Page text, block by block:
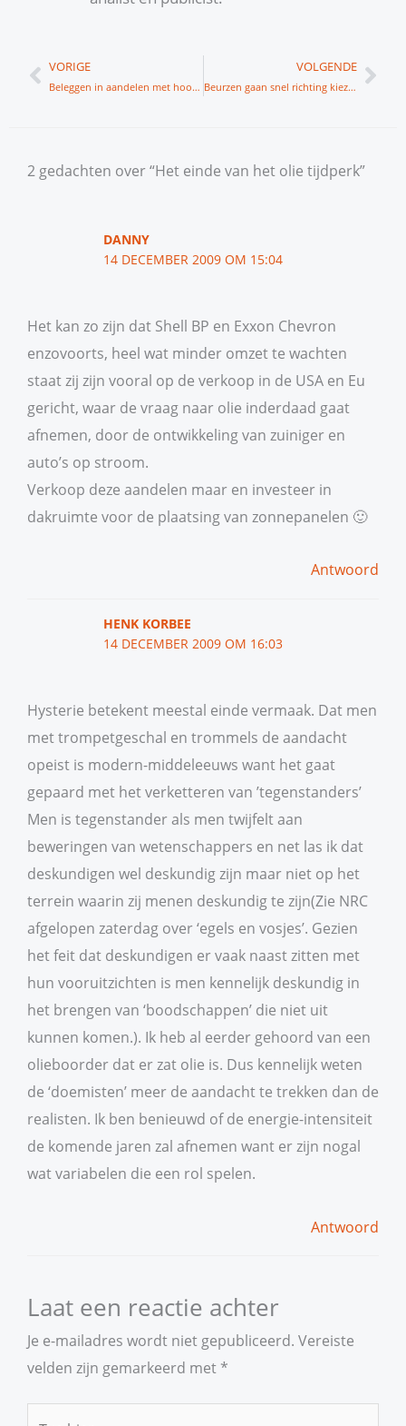
Vorige
VORIGE
Beleggen in aandelen met hoog dividend
VOLGENDE
Beurzen gaan snel richting kiezen
2 gedachten over “Het einde van het olie tijdperk”
DANNY
14 DECEMBER 2009 OM 15:04
Het kan zo zijn dat Shell BP en Exxon Chevron
enzovoorts, heel wat minder omzet te wachten
staat zij zijn vooral op de verkoop in de USA en Eu
gericht, waar de vraag naar olie inderdaad gaat
afnemen, door de ontwikkeling van zuiniger en
auto’s op stroom.
Verkoop deze aandelen maar en investeer in
dakruimte voor de plaatsing van zonnepanelen 🙂
Antwoord
HENK KORBEE
14 DECEMBER 2009 OM 16:03
Hysterie betekent meestal einde vermaak. Dat men
met trompetgeschal en trommels de aandacht
opeist is modern-middeleeuws want het gaat
gepaard met het verketteren van ’tegenstanders’
Men is tegenstander als men twijfelt aan
beweringen van wetenschappers en net las ik dat
deskundigen wel deskundig zijn maar niet op het
terrein waarin zij menen deskundig te zijn(Zie NRC
afgelopen zaterdag over ‘egels en vosjes’. Gezien
het feit dat deskundigen er vaak naast zitten met
hun vooruitzichten is men kennelijk deskundig in
het brengen van ‘boodschappen’ die niet uit
kunnen komen.). Ik heb al eerder gehoord van een
olieboorder dat er zat olie is. Dus kennelijk weten
de ‘doemisten’ meer de aandacht te trekken dan de
realisten. Ik ben benieuwd of de energie-intensiteit
de komende jaren zal afnemen want er zijn nogal
wat variabelen die een rol spelen.
Antwoord
Laat een reactie achter
Je e-mailadres wordt niet gepubliceerd. Vereiste
velden zijn gemarkeerd met *